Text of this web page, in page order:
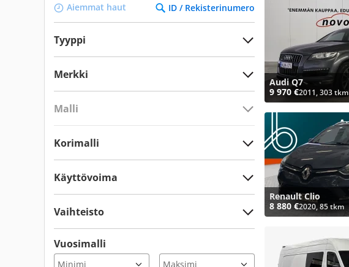
Aiemmat haut ID / Rekisterinumero
Tyyppi
Merkki
Malli
Korimalli
Käyttövoima
Vaihteisto
Vuosimalli
Audi Q7
9 970 €2011, 303 tkm
Renault Clio
8 880 €2020, 85 tkm